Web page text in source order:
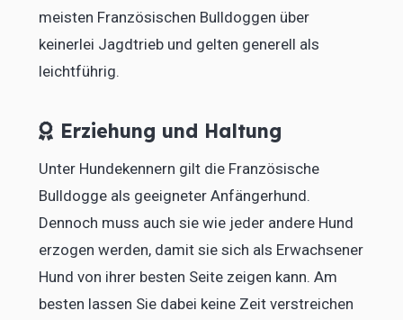
meisten Französischen Bulldoggen über
keinerlei Jagdtrieb und gelten generell als
leichtführig.
Erziehung und Haltung
Unter Hundekennern gilt die Französische
Bulldogge als geeigneter Anfängerhund.
Dennoch muss auch sie wie jeder andere Hund
erzogen werden, damit sie sich als Erwachsener
Hund von ihrer besten Seite zeigen kann. Am
besten lassen Sie dabei keine Zeit verstreichen